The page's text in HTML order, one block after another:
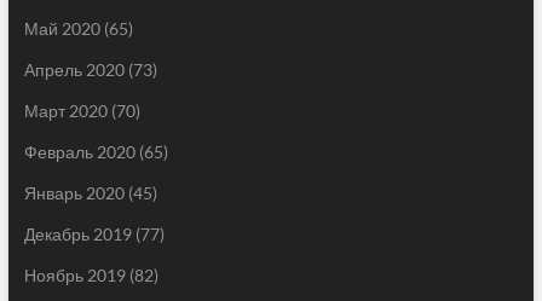
Май 2020(65)
Апрель 2020(73)
Март 2020(70)
Февраль 2020(65)
Январь 2020(45)
Декабрь 2019(77)
Ноябрь 2019(82)